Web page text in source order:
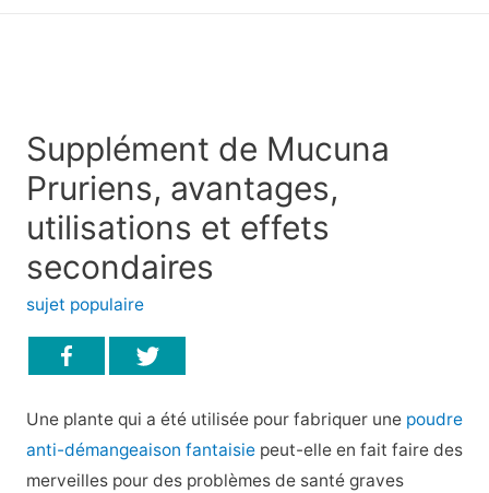
Supplément de Mucuna
Pruriens, avantages,
utilisations et effets
secondaires
sujet populaire
Une plante qui a été utilisée pour fabriquer une poudre
anti-démangeaison fantaisiepeut-elle en fait faire des
merveilles pour des problèmes de santé graves